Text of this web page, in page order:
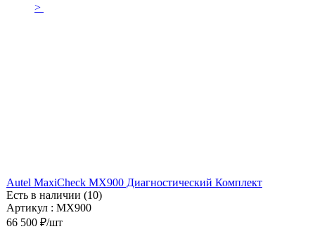
>
Autel MaxiCheck MX900 Диагностический Комплект
Есть в наличии (10)
Артикул : MX900
66 500 ₽/шт